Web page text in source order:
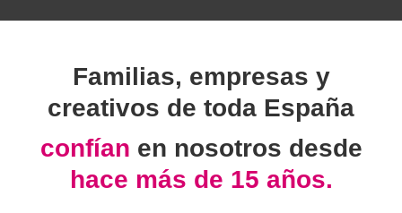
Familias, empresas y
creativos de toda España
confían en nosotros desde
hace más de 15 años.